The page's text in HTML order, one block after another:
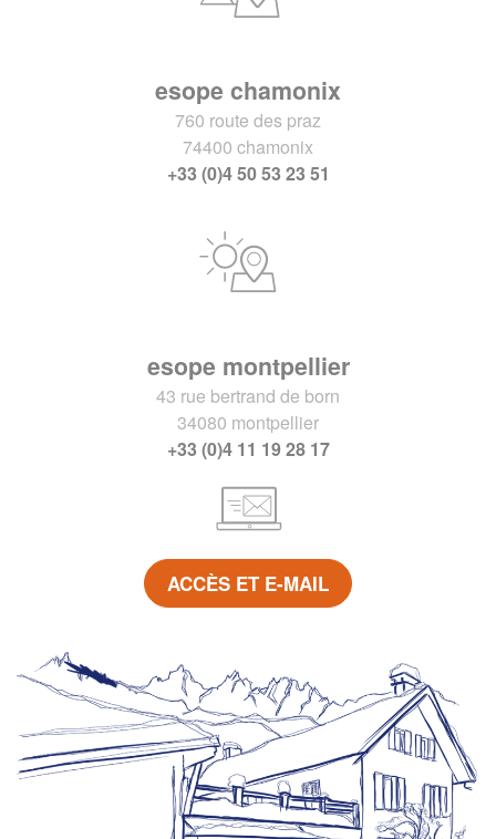
esope chamonix
760 route des praz
74400 chamonix
+33 (0)4 50 53 23 51
esope montpellier
43 rue bertrand de born
34080 montpellier
+33 (0)4 11 19 28 17
ACCÈS ET E-MAIL